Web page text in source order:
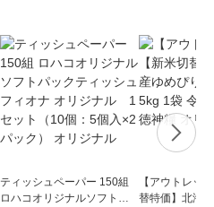
ティッシュペーパー 150組
ロハコオリジナルソフトパ
【アウトレッ
替特価】北海